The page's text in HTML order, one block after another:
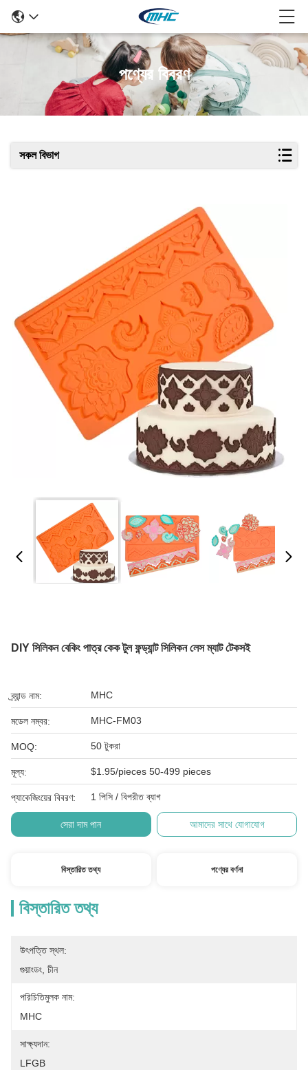
পণ্যের বিবরণ
সকল বিভাগ
DIY সিলিকন বেকিং পাত্র কেক টুল ফন্ড্যান্ট সিলিকন লেস ম্যাট টেকসই
ব্র্যান্ড নাম: MHC
মডেল নম্বর: MHC-FM03
MOQ: 50 টুকরা
মূল্য: $1.95/pieces 50-499 pieces
প্যাকেজিংয়ের বিবরণ: 1 পিসি / বিপরীত ব্যাগ
সেরা দাম পান আমাদের সাথে যোগাযোগ
বিস্তারিত তথ্য পণ্যের বর্ণনা
বিস্তারিত তথ্য
উৎপত্তি স্থল:
গুয়াংডং, চীন
পরিচিতিমুলক নাম:
MHC
সাক্ষ্যদান:
LFGB